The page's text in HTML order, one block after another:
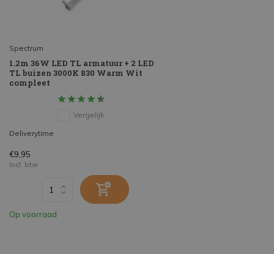
Spectrum
1.2m 36W LED TL armatuur + 2 LED
TL buizen 3000K 830 Warm Wit
compleet
Vergelijk
Deliverytime
€9,95
Incl. btw
Op voorraad